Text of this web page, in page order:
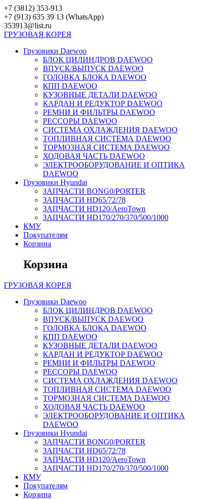
Перейти
к
контенту
+7 (3812) 353-913
+7 (913) 635 39 13 (WhatsApp)
353913@list.ru
ГРУЗОВАЯ КОРЕЯ
Грузовики Daewoo
БЛОК ЦИЛИНДРОВ DAEWOO
ВПУСК/ВЫПУСК DAEWOO
ГОЛОВКА БЛОКА DAEWOO
КПП DAEWOO
КУЗОВНЫЕ ДЕТАЛИ DAEWOO
КАРДАН И РЕДУКТОР DAEWOO
РЕМНИ И ФИЛЬТРЫ DAEWOO
РЕССОРЫ DAEWOO
СИСТЕМА ОХЛАЖДЕНИЯ DAEWOO
ТОПЛИВНАЯ СИСТЕМА DAEWOO
ТОРМОЗНАЯ СИСТЕМА DAEWOO
ХОДОВАЯ ЧАСТЬ DAEWOO
ЭЛЕКТРООБОРУДОВАНИЕ И ОПТИКА
DAEWOO
Грузовики Hyundai
ЗАПЧАСТИ BONG0/PORTER
ЗАПЧАСТИ HD65/72/78
ЗАПЧАСТИ HD120/AeroTown
ЗАПЧАСТИ HD170/270/370/500/1000
КМУ
Покупателям
Корзина
Корзина
ГРУЗОВАЯ КОРЕЯ
Грузовики Daewoo
БЛОК ЦИЛИНДРОВ DAEWOO
ВПУСК/ВЫПУСК DAEWOO
ГОЛОВКА БЛОКА DAEWOO
КПП DAEWOO
КУЗОВНЫЕ ДЕТАЛИ DAEWOO
КАРДАН И РЕДУКТОР DAEWOO
РЕМНИ И ФИЛЬТРЫ DAEWOO
РЕССОРЫ DAEWOO
СИСТЕМА ОХЛАЖДЕНИЯ DAEWOO
ТОПЛИВНАЯ СИСТЕМА DAEWOO
ТОРМОЗНАЯ СИСТЕМА DAEWOO
ХОДОВАЯ ЧАСТЬ DAEWOO
ЭЛЕКТРООБОРУДОВАНИЕ И ОПТИКА
DAEWOO
Грузовики Hyundai
ЗАПЧАСТИ BONG0/PORTER
ЗАПЧАСТИ HD65/72/78
ЗАПЧАСТИ HD120/AeroTown
ЗАПЧАСТИ HD170/270/370/500/1000
КМУ
Покупателям
Корзина